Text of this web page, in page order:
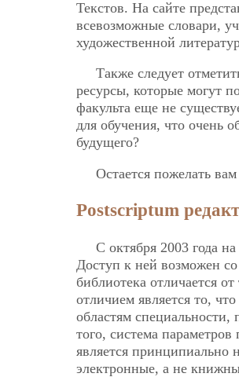
Текстов. На сайте
всевозможные словари,
художественной
Также следует
ресурсы, которые могут
факульта еще не
для обучения, что очень
будущего?
Остается пожелать
Postscriptum
С октября 2003 года
Доступ к ней возможен
библиотека отличается
отличием является то,
областям
того, система
является принципиально
электронные, а не